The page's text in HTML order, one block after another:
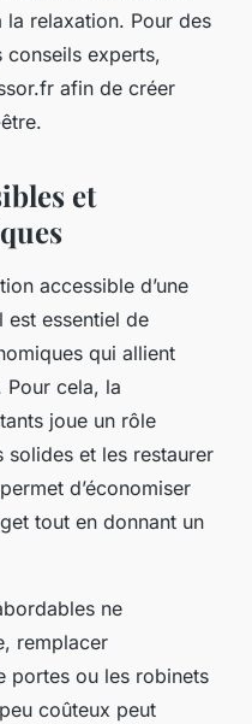
relaxation. Pour des
conseils experts,
afin de créer
et
accessible d’une
essentiel de
qui allient
Pour cela, la
joue un rôle
et les restaurer
d’économiser
tout en donnant un
ne
remplacer
portes ou les robinets
coûteux peut